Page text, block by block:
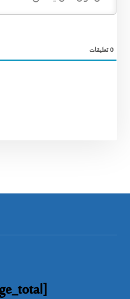
0تعليقات
[rano_page_total]